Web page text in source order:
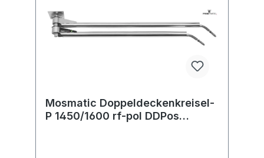
Mosmatic Doppeldeckenkreisel-
P 1450/1600 rf-pol DDPos